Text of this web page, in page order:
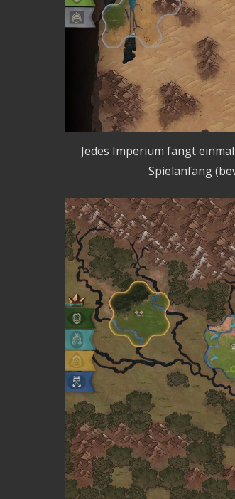
Jedes Imperium fängt
Spielanfang